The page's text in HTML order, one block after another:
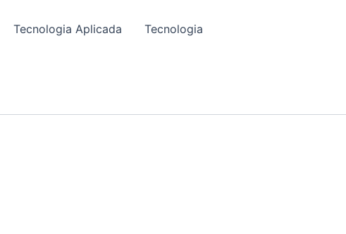
Tecnologia Aplicada Tecnologia